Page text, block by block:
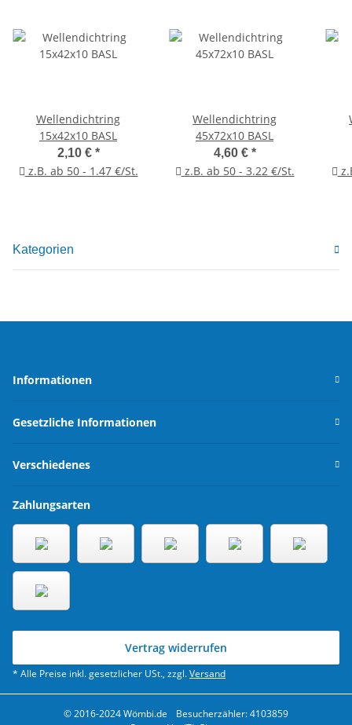
Wellendichtring
15x42x10 BASL
2,10 € *
z.B. ab 50 - 1.47 €/St.
Wellendichtring
45x72x10 BASL
4,60 € *
z.B. ab 50 - 3.22 €/St.
Kategorien
Informationen
Gesetzliche Informationen
Verschiedenes
Zahlungsarten
Vertrag widerrufen
* Alle Preise inkl. gesetzlicher USt., zzgl.Versand
© 2016-2024 Wömbi.de
Besucherzähler: 4103859